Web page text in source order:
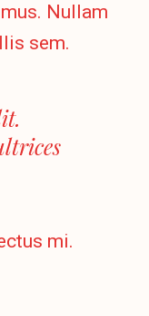
Nullam
sem.
mi.